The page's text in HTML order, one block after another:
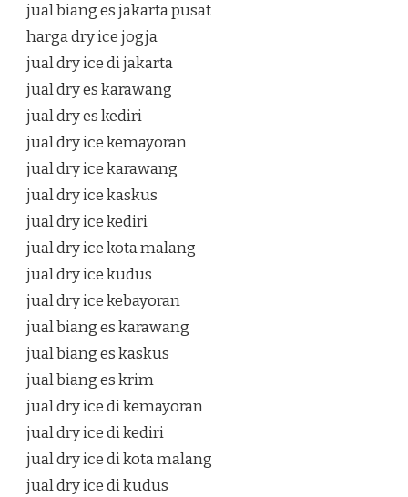
jual biang es jakarta pusat
harga dry ice jogja
jual dry ice di jakarta
jual dry es karawang
jual dry es kediri
jual dry ice kemayoran
jual dry ice karawang
jual dry ice kaskus
jual dry ice kediri
jual dry ice kota malang
jual dry ice kudus
jual dry ice kebayoran
jual biang es karawang
jual biang es kaskus
jual biang es krim
jual dry ice di kemayoran
jual dry ice di kediri
jual dry ice di kota malang
jual dry ice di kudus